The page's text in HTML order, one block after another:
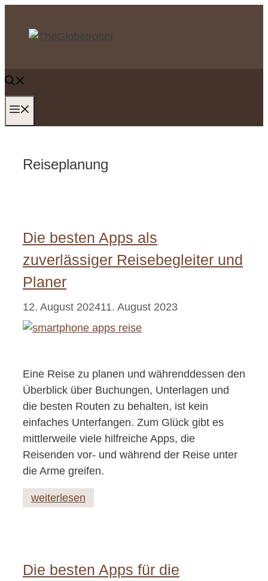
Inhalt
springen
Reiseplanung
Die besten Apps als
zuverlässiger Reisebegleiter und
Planer
12. August 202411. August 2023
Eine Reise zu planen und währenddessen den
Überblick über Buchungen, Unterlagen und
die besten Routen zu behalten, ist kein
einfaches Unterfangen. Zum Glück gibt es
mittlerweile viele hilfreiche Apps, die
Reisenden vor- und während der Reise unter
die Arme greifen.
weiterlesen
Die besten Apps für die